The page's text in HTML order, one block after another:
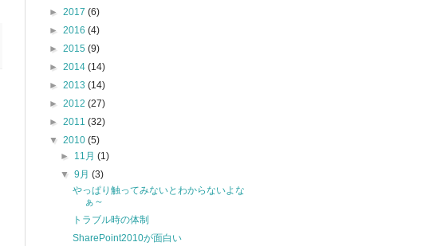
► 2017 (6)
► 2016 (4)
► 2015 (9)
► 2014 (14)
► 2013 (14)
► 2012 (27)
► 2011 (32)
▼ 2010 (5)
► 11月(1)
▼9月(3)
やっぱり触ってみないとわからないよな
ぁ～
トラブル時の体制
SharePoint2010が面白い